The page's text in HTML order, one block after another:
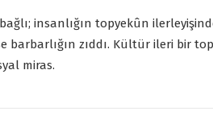
insanlığın topyekûn
barbarlığın zıddı. Kültür ileri bir
miras.